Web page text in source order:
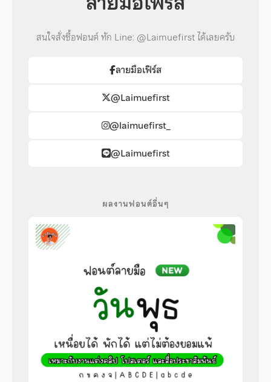
สนใจสั่งซื้อฟอนต์ ทัก Line: @Laimuefirst ได้เลยครับ
ลายมือเฟิร์ส
@Laimuefirst
@laimuefirst_
@Laimuefirst
ผลงานฟอนต์อื่นๆ